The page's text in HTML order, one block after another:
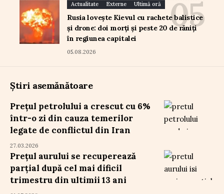
Actualitate Externe Ultimă oră
Rusia lovește Kievul cu rachete balistice
și drone: doi morți și peste 20 de răniți
în regiunea capitalei
05.08.2026
Știri asemănătoare
Prețul petrolului a crescut cu 6%
într-o zi din cauza temerilor
legate de conflictul din Iran
27.03.2026
Prețul aurului se recuperează
parțial după cel mai dificil
trimestru din ultimii 13 ani